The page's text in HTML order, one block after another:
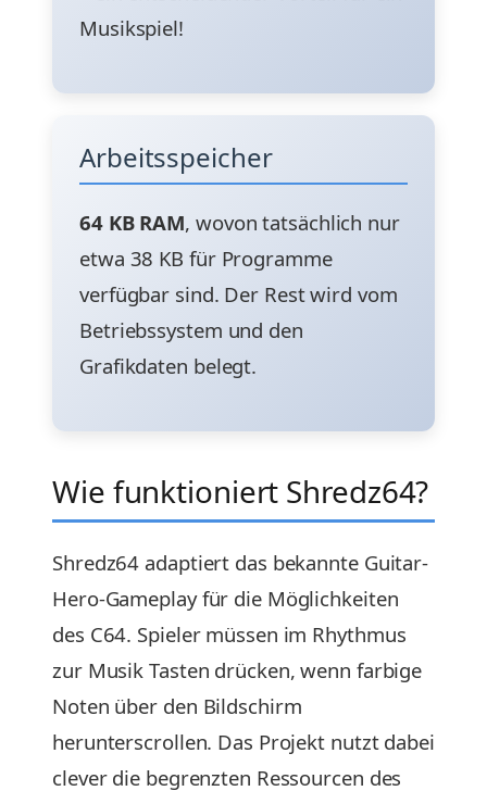
Musikspiel!
Arbeitsspeicher
64 KB RAM, wovon tatsächlich nur
etwa 38 KB für Programme
verfügbar sind. Der Rest wird vom
Betriebssystem und den
Grafikdaten belegt.
Wie funktioniert Shredz64?
Shredz64 adaptiert das bekannte Guitar-
Hero-Gameplay für die Möglichkeiten
des C64. Spieler müssen im Rhythmus
zur Musik Tasten drücken, wenn farbige
Noten über den Bildschirm
herunterscrollen. Das Projekt nutzt dabei
clever die begrenzten Ressourcen des